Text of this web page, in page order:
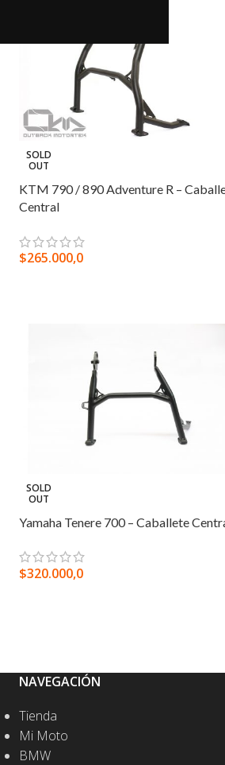
SOLD
OUT
KTM 790 / 890 Adventure R –
Central
$265.000,0
SOLD
OUT
Yamaha Tenere 700 – Caballete
$320.000,0
NAVEGACIÓN
Tienda
Mi Moto
BMW